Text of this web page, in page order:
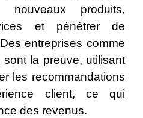
produits,
et pénétrer de
entreprises comme
la preuve, utilisant
les recommandations
client, ce qui
des revenus.